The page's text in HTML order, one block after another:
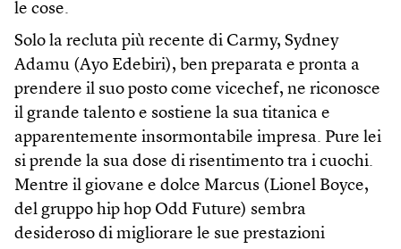
le cose.
Solo la recluta più recente di Carmy, Sydney
Adamu (Ayo Edebiri), ben preparata e pronta a
prendere il suo posto come vicechef, ne riconosce
il grande talento e sostiene la sua titanica e
apparentemente insormontabile impresa. Pure lei
si prende la sua dose di risentimento tra i cuochi.
Mentre il giovane e dolce Marcus (Lionel Boyce,
del gruppo hip hop Odd Future) sembra
desideroso di migliorare le sue prestazioni